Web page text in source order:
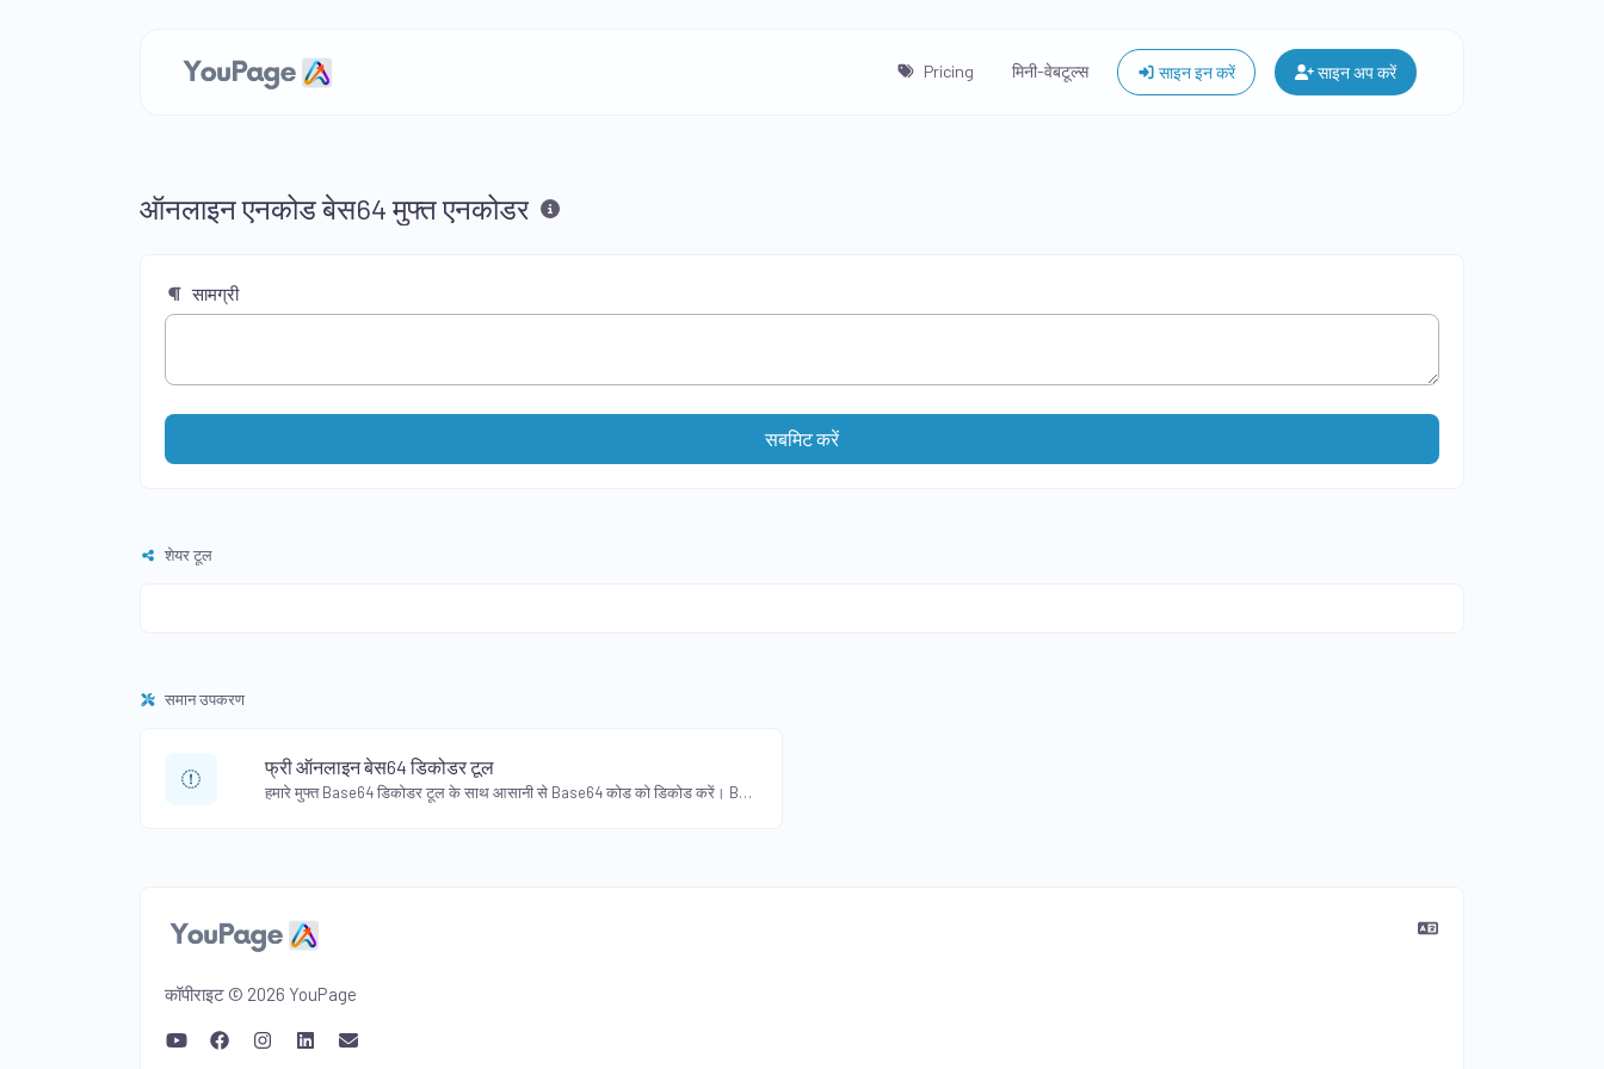
Pricing मिनी-वेबटूल्स साइन इन करें साइन अप करें
ऑनलाइन एनकोड बेस64 मुफ्त एनकोडर
सामग्री
सबमिट करें
शेयर टूल
समान उपकरण
फ्री ऑनलाइन बेस64 डिकोडर टूल
हमारे मुफ्त Base64 डिकोडर टूल के साथ आसानी से Base64 कोड को डिकोड करें। Base64 कोड किए गए डेटा को बिना किसी परेशानी के उसके मूल प्रारूप में बदलें।
कॉपीराइट © 2026 YouPage